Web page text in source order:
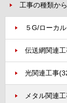
工事の種類か
５G/ローカ
伝送網関連
光関連工事
メタル関連